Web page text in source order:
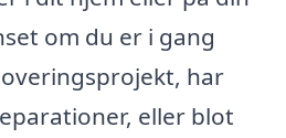
om du er i gang
har
eller blot